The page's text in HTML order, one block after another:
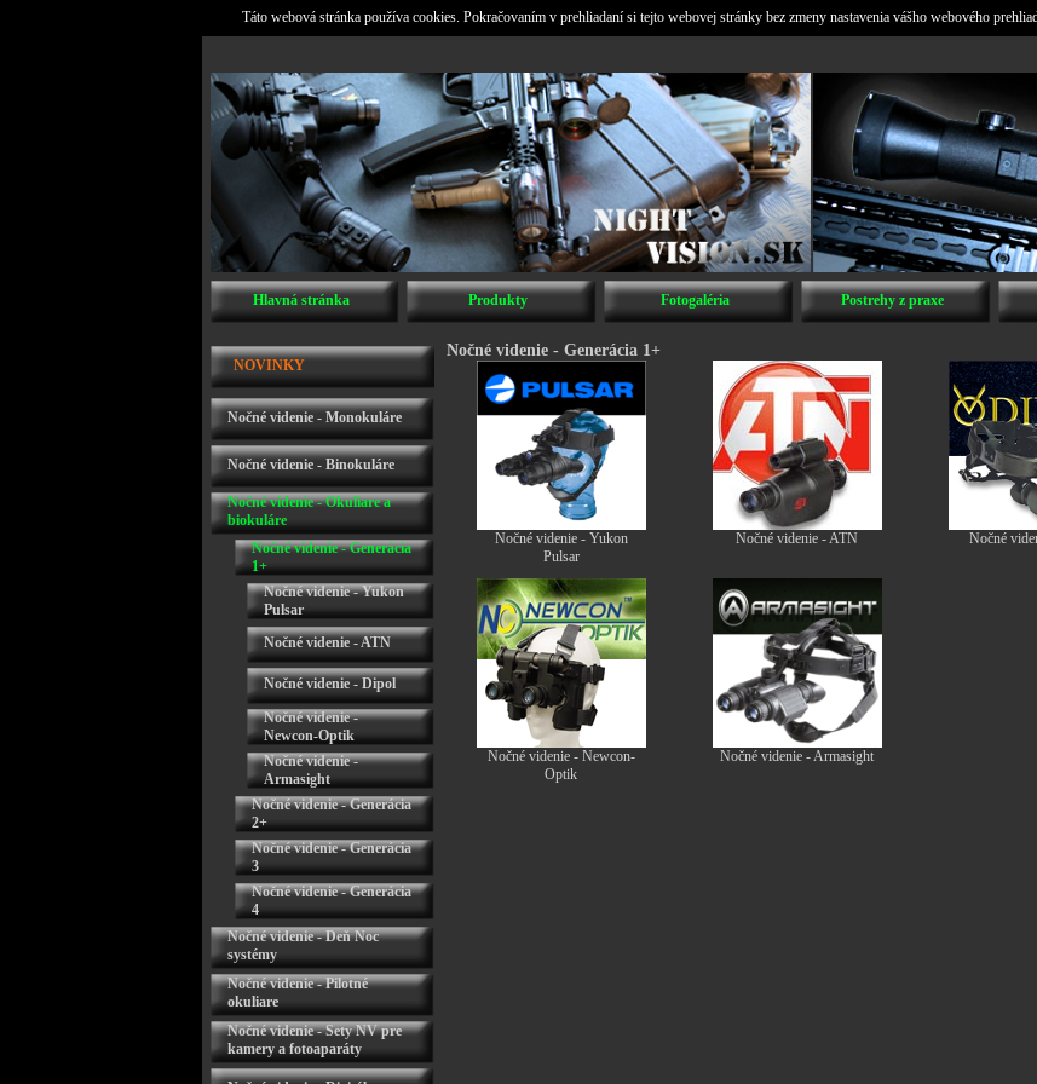
Táto webová stránka používa cookies. Pokračovaním v prehliadaní si tejto webovej stránky bez zmeny nastavenia vášho webového
Hlavná stránka Produkty Fotogaléria Postrehy z praxe
NOVINKY
Nočné videnie - Monokuláre
Nočné videnie - Binokuláre
Nočné videnie - Okuliare a
biokuláre
Nočné videnie - Generácia
1+
Nočné videnie - Yukon
Pulsar
Nočné videnie - ATN
Nočné videnie - Dipol
Nočné videnie -
Newcon-Optik
Nočné videnie -
Armasight
Nočné videnie - Generácia
2+
Nočné videnie - Generácia
3
Nočné videnie - Generácia
4
Nočné videnie - Deň Noc
systémy
Nočné videnie - Pilotné
okuliare
Nočné videnie - Sety NV pre
kamery a fotoaparáty
Nočné videnie - Generácia 1+
Nočné videnie - Yukon
Pulsar
Nočné videnie - ATN Nočné
Nočné videnie - Newcon-
Optik
Nočné videnie - Armasight